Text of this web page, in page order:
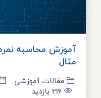
آموزش محاسبه
مثال
مقالات آموزشی
بازدید 216